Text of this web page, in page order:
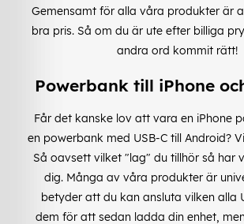
Gemensamt för alla våra produkter är
bra pris. Så om du är ute efter billiga
andra ord kommit rätt!
Powerbank till iPhone
Får det kanske lov att vara en iPhone
en powerbank med USB-C till Android?
Så oavsett vilket "lag" du tillhör så har
dig. Många av våra produkter är
betyder att du kan ansluta vilken alla
dem för att sedan ladda din enhet,